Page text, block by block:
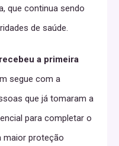
que continua sendo
de saúde.
a primeira
segue com a
que já tomaram a
para completar o
maior proteção